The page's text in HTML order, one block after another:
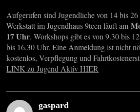
Aufgerufen sind Jugendliche von 14 bis
Werkstatt im Jugendhaus 9teen läuft am
17 Uhr. Workshops gibt es von 9.30 bis
bis 16.30 Uhr. Eine Anmeldung ist nicht
kostenlos, Verpflegung und
LINK zu Jugend Aktiv HIER
gaspard